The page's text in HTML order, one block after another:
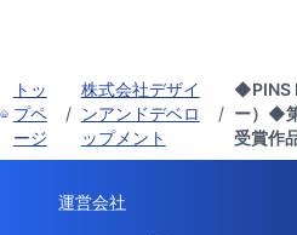
トッ
プペ
ージ
/
株式会社デザイ
ンアンドデベロ
ップメント
/
◆PINS
ー）◆
受賞作
運営会社